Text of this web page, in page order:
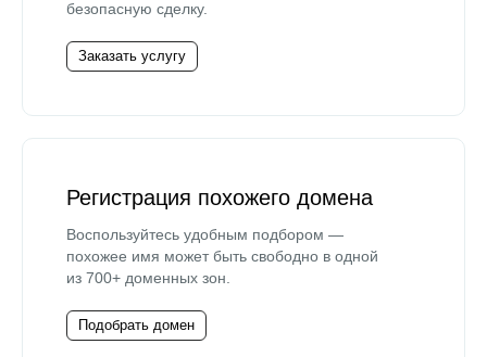
безопасную сделку.
Заказать услугу
Регистрация похожего домена
Воспользуйтесь удобным подбором —
похожее имя может быть свободно в одной
из 700+ доменных зон.
Подобрать домен